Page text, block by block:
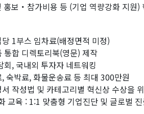
홍보・참가비용 등 (기업 역량강화 지원
1부스 임차료(배정면적 미정)
통합 디렉토리북(영문) 제작
, 국내외 투자자 네트워킹
숙박료, 화물운송료 등 최대 300만원
작성법 및 카테고리별 혁신상 수상을
교육 : 1:1 맞춤형 기업진단 및 글로벌